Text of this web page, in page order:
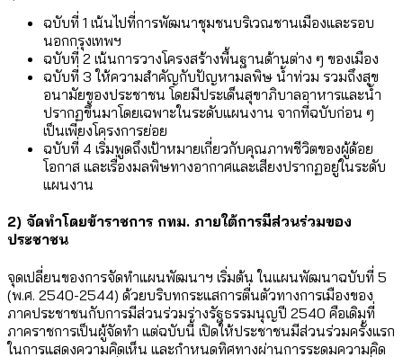
ฉบับที่ 1 เน้นไปที่การพัฒนาชุมชนบริเวณชานเมืองและรอบ
นอกกรุงเทพฯ
ฉบับที่ 2 เน้นการวางโครงสร้างพื้นฐานด้านต่าง ๆ ของเมือง
ฉบับที่ 3 ให้ความสำคัญกับปัญหามลพิษ น้ำท่วม รวมถึงสุข
อนามัยของประชาชน โดยมีประเด็นสุขาภิบาลอาหารและน้ำ
ปรากฏขึ้นมาโดยเฉพาะในระดับแผนงาน จากที่ฉบับก่อน ๆ
เป็นเพียงโครงการย่อย
ฉบับที่ 4 เริ่มพูดถึงเป้าหมายเกี่ยวกับคุณภาพชีวิตของผู้ด้อย
โอกาส และเรื่องมลพิษทางอากาศและเสียงปรากฏอยู่ในระดับ
แผนงาน
2) จัดทำโดยข้าราชการ กทม. ภายใต้การมีส่วนร่วมของ
ประชาชน
จุดเปลี่ยนของการจัดทำแผนพัฒนาฯ เริ่มต้น ในแผนพัฒนาฉบับที่ 5
(พ.ศ. 2540-2544) ด้วยบริบทกระแสการตื่นตัวทางการเมืองของ
ภาคประชาชนกับการมีส่วนร่วมร่างรัฐธรรมนุญปี 2540 คือเดิมที่
ภาคราชการเป็นผู้จัดทำ แต่ฉบับนี้ เปิดให้ประชาชนมีส่วนร่วมครั้งแรก
ในการแสดงความคิดเห็น และกำหนดทิศทางผ่านการระดมความคิด